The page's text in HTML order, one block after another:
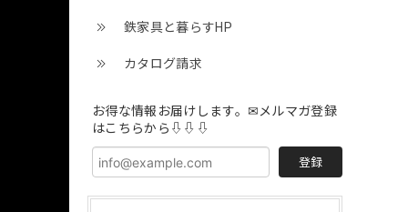
鉄家具と暮らすHP
カタログ請求
お得な情報お届けします。✉メルマガ登録
はこちらから⇩⇩⇩
登録